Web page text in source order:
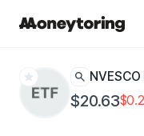
star search
$20.63